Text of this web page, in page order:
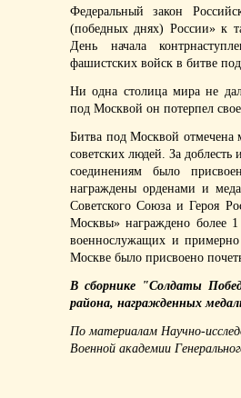
Федеральный закон
(победных днях) России» к
День начала
фашистских войск в битве
Ни одна столица мира не
под Москвой он потерпел
Битва под Москвой отмечена
советских людей. За
соединениям было
награждены орденами и
Советского Союза и Героя
Москвы» награждено более
военнослужащих и
Москве было присвоено
В сборнике "Солдаты
района, награжденных
По материалам Научно-
Военной академии